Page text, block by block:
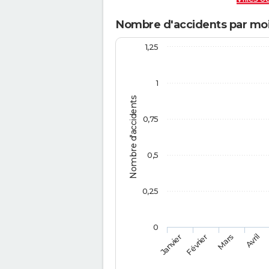
Nombre d'accidents par
Nombre d'accidents
JanvierFévrier Mars Avril
0
1
0,25
0,5
0,75
1,25